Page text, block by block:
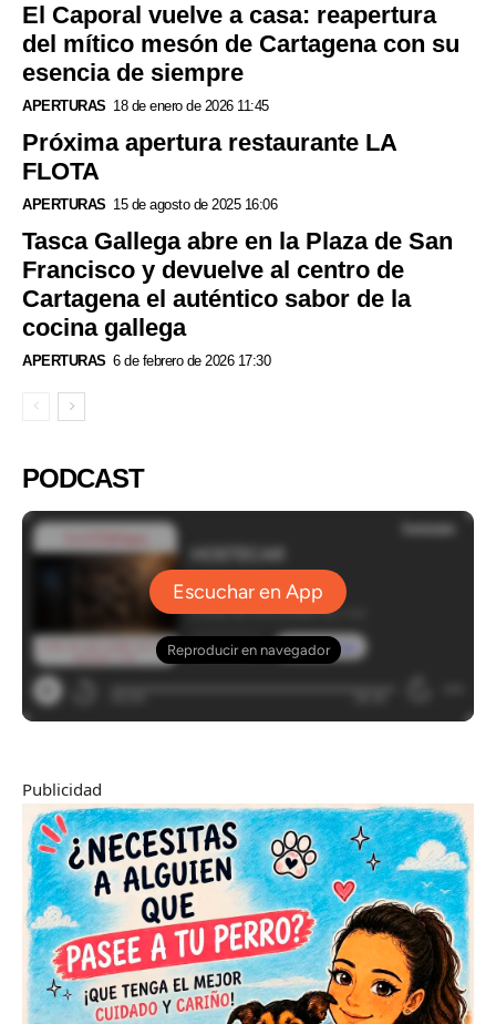
El Caporal vuelve a casa: reapertura
del mítico mesón de Cartagena con su
esencia de siempre
APERTURAS 18 de enero de 2026 11:45
Próxima apertura restaurante LA
FLOTA
APERTURAS 15 de agosto de 2025 16:06
Tasca Gallega abre en la Plaza de San
Francisco y devuelve al centro de
Cartagena el auténtico sabor de la
cocina gallega
APERTURAS 6 de febrero de 2026 17:30
PODCAST
Publicidad